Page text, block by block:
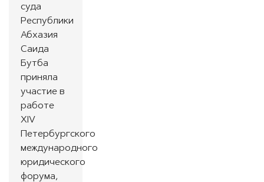
суда
Республики
Абхазия
Саида
Бутба
приняла
участие в
работе
XIV
Петербургского
международного
юридического
форума,